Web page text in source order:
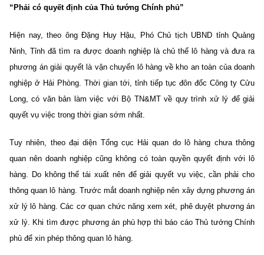
“Phải có quyết định của Thủ tướng Chính phủ”
Hiện nay, theo ông Đặng Huy Hậu, Phó Chủ tịch UBND tỉnh Quảng
Ninh, Tỉnh đã tìm ra được doanh nghiệp là chủ thể lô hàng và đưa ra
phương án giải quyết là vận chuyển lô hàng về kho an toàn của doanh
nghiệp ở Hải Phòng. Thời gian tới, tỉnh tiếp tục đôn đốc Công ty Cửu
Long, có văn bản làm việc với Bộ TN&MT về quy trình xử lý để giải
quyết vụ việc trong thời gian sớm nhất.
Tuy nhiên, theo đại diện Tổng cục Hải quan do lô hàng chưa thông
quan nên doanh nghiệp cũng không có toàn quyền quyết định với lô
hàng. Do không thể tái xuất nên để giải quyết vụ việc, cần phải cho
thông quan lô hàng. Trước mắt doanh nghiệp nên xây dựng phương án
xử lý lô hàng. Các cơ quan chức năng xem xét, phê duyệt phương án
xử lý. Khi tìm được phương án phù hợp thì báo cáo Thủ tướng Chính
phủ để xin phép thông quan lô hàng.